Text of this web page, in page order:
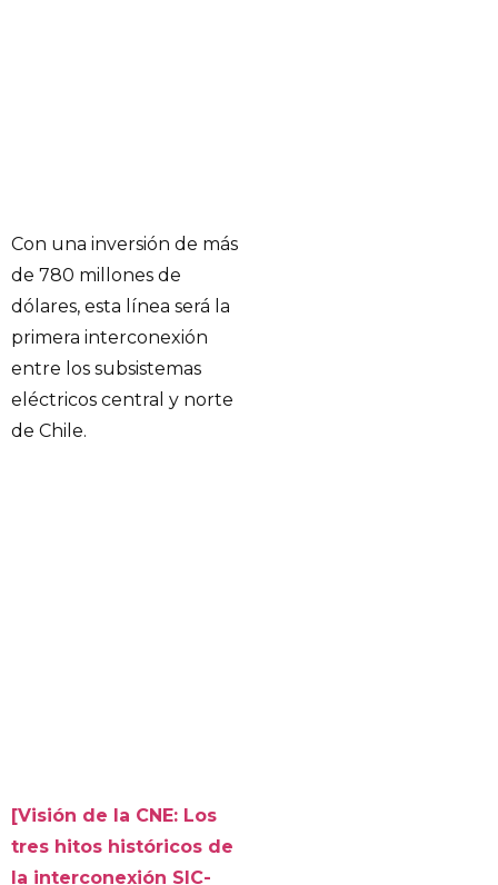
Con una inversión de más
de 780 millones de
dólares, esta línea será la
primera interconexión
entre los subsistemas
eléctricos central y norte
de Chile.
[Visión de la CNE: Los
tres hitos históricos de
la interconexión SIC-